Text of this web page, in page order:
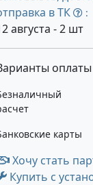
в ТК
:
августа - 2 шт
оплаты
карты
Хочу стать
Купить с